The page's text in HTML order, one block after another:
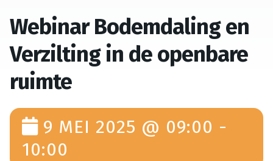
Webinar Bodemdaling en
Verzilting in de openbare
ruimte
9 MEI 2025 @ 09:00 -
10:00